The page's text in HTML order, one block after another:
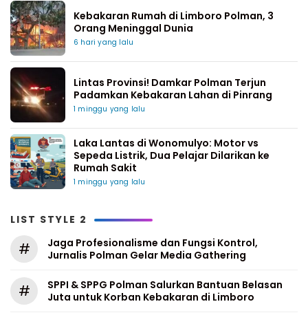
Kebakaran Rumah di Limboro Polman, 3
Orang Meninggal Dunia
6 hari yang lalu
Lintas Provinsi! Damkar Polman Terjun
Padamkan Kebakaran Lahan di Pinrang
1 minggu yang lalu
Laka Lantas di Wonomulyo: Motor vs
Sepeda Listrik, Dua Pelajar Dilarikan ke
Rumah Sakit
1 minggu yang lalu
LIST STYLE 2
#
Jaga Profesionalisme dan Fungsi Kontrol,
Jurnalis Polman Gelar Media Gathering
#
SPPI & SPPG Polman Salurkan Bantuan Belasan
Juta untuk Korban Kebakaran di Limboro